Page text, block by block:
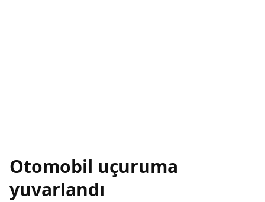
Otomobil uçuruma
yuvarlandı